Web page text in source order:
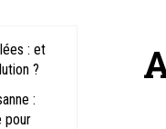
: et
?
:
pour